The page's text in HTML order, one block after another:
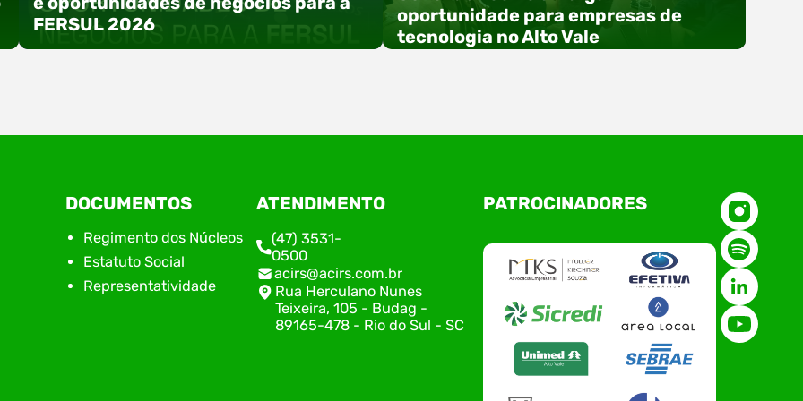
FERSUL 2026
A 15ª FERSUL – Feira Multissetorial do Alto Vale
do Itajaí acontece nos dias 12, 13 e 14 de agosto
de 2026, no Centro de Eventos Hermann
Purnhagen, e contará com uma programação
especial voltada à tecnologia, inovação e
empreendedorismo. Durante os três dias de
feira, o Espaço Tech será um dos palcos
oportunidade para empresas de
tecnologia no Alto Vale
O Polo ACATE-ACIRS, por meio do NIAVI – Núcleo
de Tecnologia da Informação do Alto Vale do
Conexão Tech NIAVI, reunindo empresas de
tecnologia da região para uma noite de
networking, conteúdo estratégico e
apresentação de novas iniciativas para o setor.
O encontro aconteceu em Rio…
DOCUMENTOS
Regimento dos Núcleos
Estatuto Social
Representatividade
ATENDIMENTO
(47) 3531-
0500
acirs@acirs.com.br
Rua Herculano Nunes
Teixeira, 105 - Budag -
89165-478 - Rio do Sul - SC
PATROCINADORES